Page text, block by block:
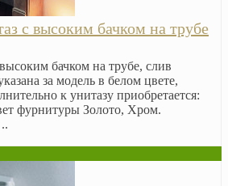
с высоким бачком на трубе
бачком на трубе, слив
за модель в белом цвете,
к унитазу приобретается:
фурнитуры Золото, Хром.